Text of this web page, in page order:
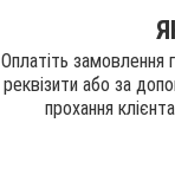
Оплатіть замовлення
реквізити або за
прохання